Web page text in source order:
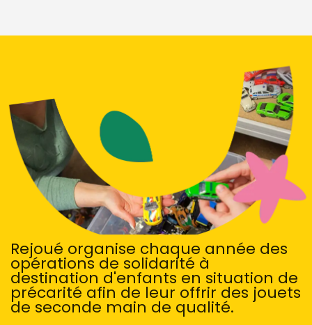
Rejoué organise chaque année des
opérations de solidarité à
destination d'enfants en situation de
précarité afin de leur offrir des jouets
de seconde main de qualité.